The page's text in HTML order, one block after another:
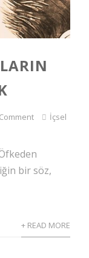
İçsel
bir söz,
+ READ MORE